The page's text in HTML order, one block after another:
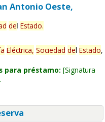
Antonio Oeste,
del Estado.
Eléctrica, Sociedad del Estado,
para préstamo: Signatura